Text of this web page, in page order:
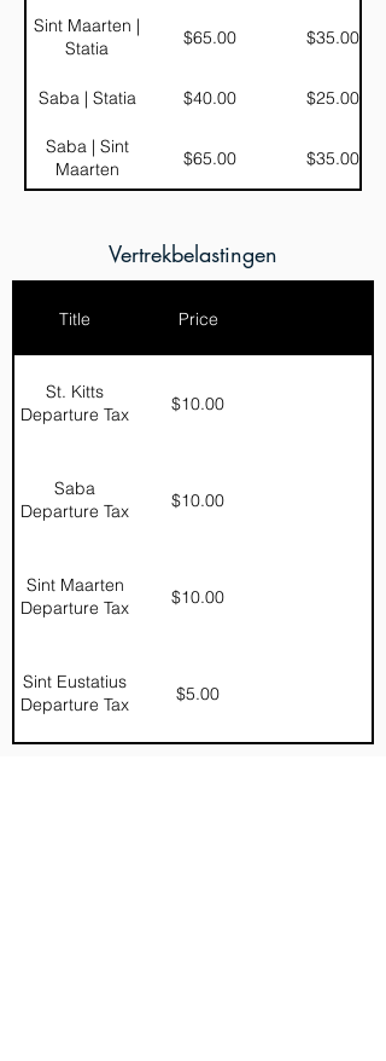
Sint Maarten |
Statia
$65.00 $35.00
Saba | Statia $40.00 $25.00
Saba | Sint
Maarten
$65.00 $35.00
Vertrekbelastingen
Title Price
St. Kitts
Departure Tax
$10.00
Saba
Departure Tax
$10.00
Sint Maarten
Departure Tax
$10.00
Sint Eustatius
Departure Tax
$5.00